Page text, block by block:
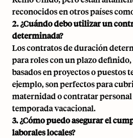
reconocidos en otros países
2. ¿Cuándo debo utilizar un
determinada?
Los contratos de duración
para roles con un plazo
basados en proyectos o puestos
ejemplo, son perfectos para
maternidad o contratar
temporada vacacional.
3. ¿Cómo puedo asegurar el
laborales locales?